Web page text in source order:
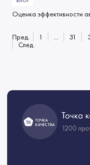
Оценка эффективности
Пред. 1 ... 31
След.